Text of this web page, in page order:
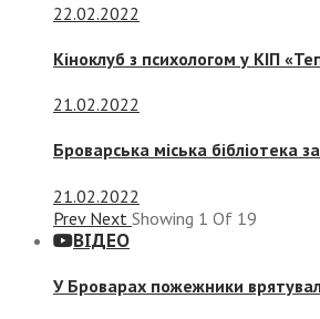
22.02.2022
Кіноклуб з психологом у КІП
21.02.2022
Броварська міська
21.02.2022
Prev Next Showing 1 Of 19
ВІДЕО
У Броварах пожежники